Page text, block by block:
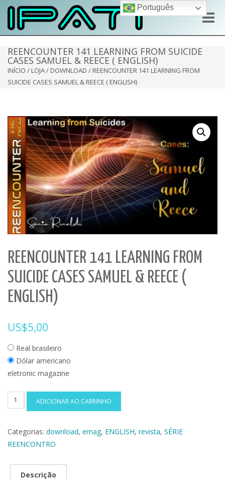
Toggle
REENCOUNTER 141 LEARNING FROM SUICIDE
CASES SAMUEL & REECE ( ENGLISH)
INÍCIO / LOJA/ DOWNLOAD / REENCOUNTER 141 LEARNING FROM
SUICIDE CASES SAMUEL & REECE ( ENGLISH)
REENCOUNTER 141 LEARNING FROM
SUICIDE CASES SAMUEL & REECE (
ENGLISH)
US$5,00
Real brasileiro
Dólar americano
eletronic magazine
REENCOUNTER
141
From
Suicide
Samuel
ADICIONAR AO CARRINHO
Categorias: download, emag, ENGLISH, revista, SÉRIE
REENCONTRO
Descrição
Português